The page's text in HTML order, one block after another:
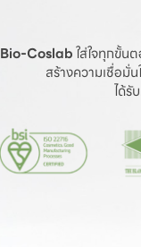
Bio-Coslab ใส่ใจทุกขั้น
สร้างความเชื่อมั่
ได้รั